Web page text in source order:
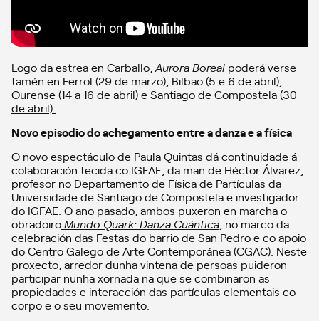
Logo da estrea en Carballo, Aurora Boreal poderá verse
tamén en Ferrol (29 de marzo), Bilbao (5 e 6 de abril),
Ourense (14 a 16 de abril) eSantiago de Compostela (30
de abril).
Novo episodio do achegamento entre a danza e a física
O novo espectáculo de Paula Quintas dá continuidade á
colaboración tecida co IGFAE, da man de Héctor Álvarez,
profesor no Departamento de Física de Partículas da
Universidade de Santiago de Compostela e investigador
do IGFAE. O ano pasado, ambos puxeron en marcha o
obradoiroMundo Quark: Danza Cuántica , no marco da
celebración das Festas do barrio de San Pedro e co apoio
do Centro Galego de Arte Contemporánea (CGAC). Neste
proxecto, arredor dunha vintena de persoas puideron
participar nunha xornada na que se combinaron as
propiedades e interacción das partículas elementais co
corpo e o seu movemento.